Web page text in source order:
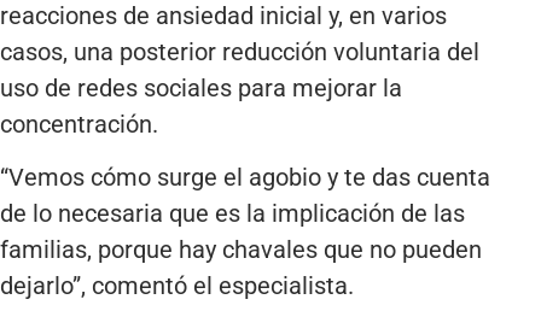
reacciones de ansiedad inicial y, en varios
casos, una posterior reducción voluntaria del
uso de redes sociales para mejorar la
concentración.
“Vemos cómo surge el agobio y te das cuenta
de lo necesaria que es la implicación de las
familias, porque hay chavales que no pueden
dejarlo”, comentó el especialista.